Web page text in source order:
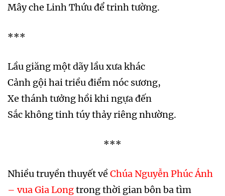
Mây che Linh Thứu để trinh tường.
***
Lầu giăng một dãy lầu xưa khác
Cảnh gội hai triều điểm nóc sương,
Xe thánh tưởng hồi khi ngựa đến
Sắc không tinh túy thảy riêng nhường.
***
Nhiều truyền thuyết vềChúa Nguyễn Phúc Ánh
– vua Gia Longtrong thời gian bôn ba tìm